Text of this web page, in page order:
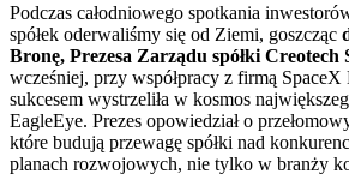
Podczas całodniowego spotkania
spółek oderwaliśmy się od Ziemi, goszcząc
Bronę, Prezesa Zarządu spółki Creotech
wcześniej, przy współpracy z firmą
sukcesem wystrzeliła w kosmos
EagleEye. Prezes opowiedział o
które budują przewagę spółki nad
planach rozwojowych, nie tylko w branży